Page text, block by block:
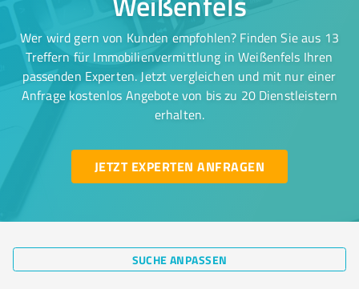
Wer wird gern von Kunden empfohlen? Finden Sie aus 13
Treffern für Immobilienvermittlung in Weißenfels Ihren
passenden Experten. Jetzt vergleichen und mit nur einer
Anfrage kostenlos Angebote von bis zu 20 Dienstleistern
erhalten.
JETZT EXPERTEN ANFRAGEN
SUCHE ANPASSEN